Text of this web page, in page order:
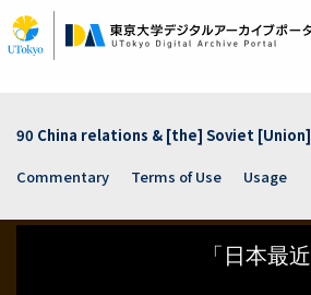
to
main
90 China relations & [the] Soviet [Union]
Commentary
Terms of Use Usage